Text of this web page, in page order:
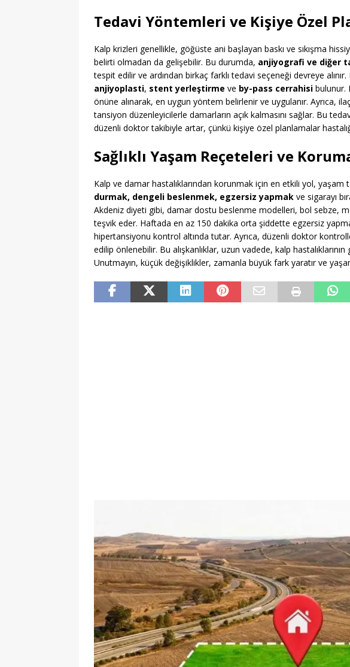
Tedavi Yöntemleri ve Kişiye Özel
Kalp krizleri genellikle, göğüste ani başlayan baskı ve sıkışma
belirti olmadan da gelişebilir. Bu durumda, anjiyografi ve diğer
tespit edilir ve ardından birkaç farklı tedavi seçeneği devreye alınır.
anjiyoplasti, stent yerleştirme ve by-pass cerrahisi bulunur.
önüne alınarak, en uygun yöntem belirlenir ve uygulanır. Ayrıca,
tansiyon düzenleyicilerle damarların açık kalmasını sağlar. Bu
düzenli doktor takibiyle artar, çünkü kişiye özel planlamalar
Sağlıklı Yaşam Reçeteleri ve
Kalp ve damar hastalıklarından korunmak için en etkili yol, yaşam
durmak, dengeli beslenmek, egzersiz yapmak ve sigarayı
Akdeniz diyeti gibi, damar dostu beslenme modelleri, bol sebze,
teşvik eder. Haftada en az 150 dakika orta şiddette egzersiz
hipertansiyonu kontrol altında tutar. Ayrıca, düzenli doktor
edilip önlenebilir. Bu alışkanlıklar, uzun vadede, kalp
Unutmayın, küçük değişiklikler, zamanla büyük fark yaratır ve